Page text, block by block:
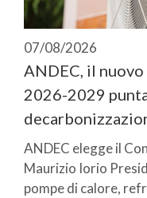
07/08/2026
ANDEC, il
2026-2029
ANDEC elegge il
Maurizio Iorio
pompe di calore,